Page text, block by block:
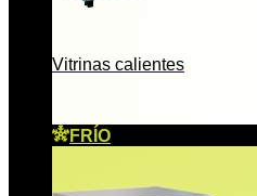
Vitrinas calientes
FRÍO